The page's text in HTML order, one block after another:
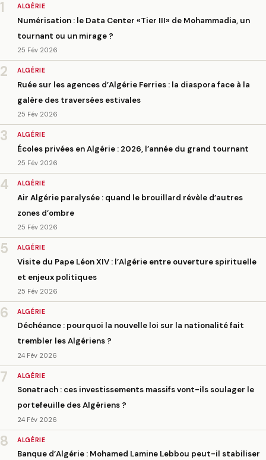
1 ALGÉRIE
Numérisation : le Data Center «Tier III» de Mohammadia, un
tournant ou un mirage ?
25 Fév 2026
2 ALGÉRIE
Ruée sur les agences d’Algérie Ferries : la diaspora face à la
galère des traversées estivales
25 Fév 2026
3 ALGÉRIE
Écoles privées en Algérie : 2026, l’année du grand tournant
25 Fév 2026
4 ALGÉRIE
Air Algérie paralysée : quand le brouillard révèle d’autres
zones d’ombre
25 Fév 2026
5 ALGÉRIE
Visite du Pape Léon XIV : l’Algérie entre ouverture spirituelle
et enjeux politiques
25 Fév 2026
6 ALGÉRIE
Déchéance : pourquoi la nouvelle loi sur la nationalité fait
trembler les Algériens ?
24 Fév 2026
7 ALGÉRIE
Sonatrach : ces investissements massifs vont-ils soulager le
portefeuille des Algériens ?
24 Fév 2026
8 ALGÉRIE
Banque d’Algérie : Mohamed Lamine Lebbou peut-il stabiliser